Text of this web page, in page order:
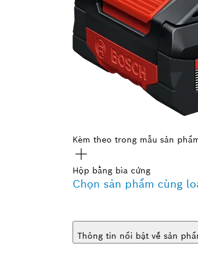
Kèm theo trong mẫu sản
Hộp bằng bìa cứng
Chọn sản phẩm cùng
Thông tin nổi bật về sản